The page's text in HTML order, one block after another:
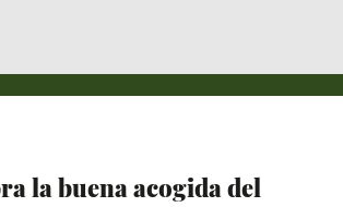
la buena acogida del